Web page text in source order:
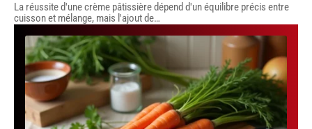
La réussite d'une crème pâtissière dépend d'un équilibre précis entre
cuisson et mélange, mais l'ajout de…